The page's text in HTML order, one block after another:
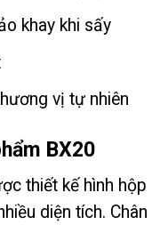
khay khi sấy
vị tự nhiên
BX20
thiết kế hình hộp
diện tích. Chân